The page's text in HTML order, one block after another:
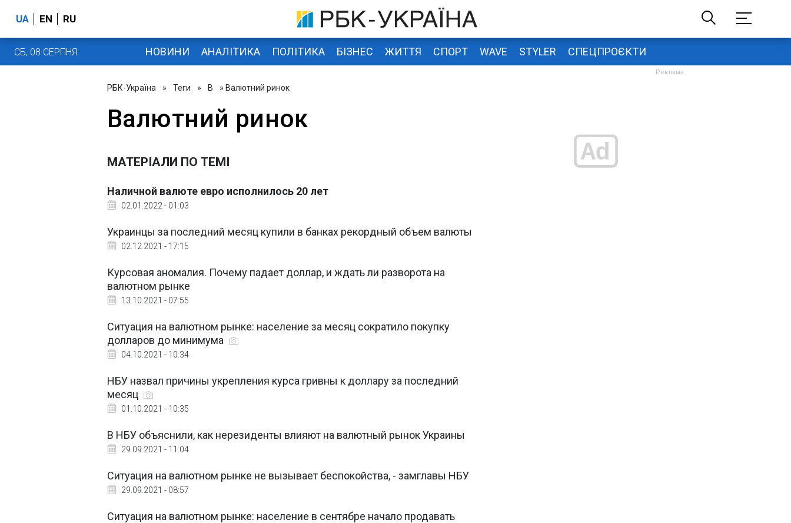
UA EN RU
СБ, 08 СЕРПНЯ НОВИНИ АНАЛІТИКА ПОЛІТИКА БІЗНЕС ЖИТТЯ СПОРТ WAVE STYLER СПЕЦПРОЄКТИ
РБК-Україна » Теги » В » Валютний ринок
Валютний ринок
МАТЕРІАЛИ ПО ТЕМІ
Наличной валюте евро исполнилось 20 лет
02.01.2022 - 01:03
Украинцы за последний месяц купили в банках рекордный объем валюты
02.12.2021 - 17:15
Курсовая аномалия. Почему падает доллар, и ждать ли разворота на
валютном рынке
13.10.2021 - 07:55
Ситуация на валютном рынке: население за месяц сократило покупку
долларов до минимума
04.10.2021 - 10:34
НБУ назвал причины укрепления курса гривны к доллару за последний
месяц
01.10.2021 - 10:35
В НБУ объяснили, как нерезиденты влияют на валютный рынок Украины
29.09.2021 - 11:04
Ситуация на валютном рынке не вызывает беспокойства, - замглавы НБУ
29.09.2021 - 08:57
Ситуация на валютном рынке: население в сентябре начало продавать